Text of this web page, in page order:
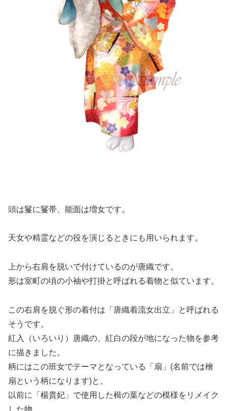
頭は鬘に鬘帯、能面は増女です。
天女や精霊などの役を演じるときにも用いられます。
上から右肩を脱いで付けているのが唐織です。
形は室町の頃の小袖や打掛と呼ばれる着物と似ています。
この右肩を脱ぐ形の着付は「唐織着流女出立」と呼ばれる
そうです。
紅入（いろいり）唐織の、紅白の段が地になった物を参考
に描きました。
柄にはこの班女でテーマとなっている「扇」(名前では檜
扇という柄になります)と、
以前に「楊貴妃」で使用した楫の葉などの模様をリメイク
した物、